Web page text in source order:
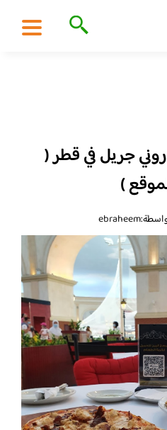
جريل في قطر (
)
ebraheem